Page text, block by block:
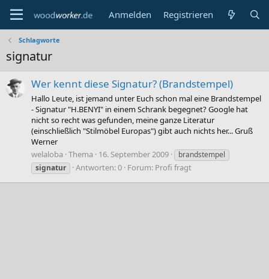
Anmelden Registrieren
Schlagworte
signatur
Wer kennt diese Signatur? (Brandstempel)
Hallo Leute, ist jemand unter Euch schon mal eine Brandstempel
- Signatur "H.BENYI" in einem Schrank begegnet? Google hat
nicht so recht was gefunden, meine ganze Literatur
(einschließlich "Stilmöbel Europas") gibt auch nichts her... Gruß
Werner
welaloba Thema 16. September 2009
brandstempel
signatur
Antworten: 0 Forum: Profi fragt